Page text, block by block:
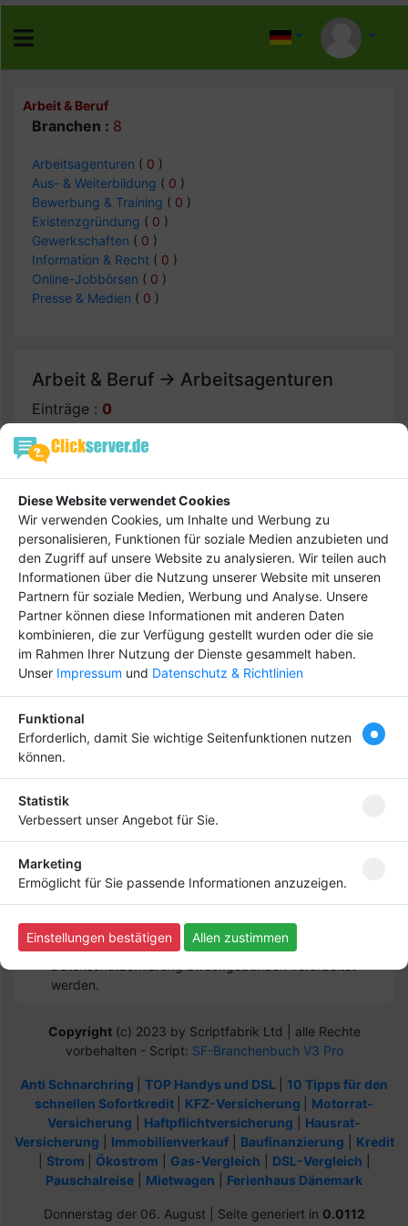
Arbeit & Beruf
Branchen : 8
Arbeitsagenturen ( 0 )
Aus- & Weiterbildung ( 0 )
Bewerbung & Training ( 0 )
Existenzgründung ( 0 )
Gewerkschaften ( 0 )
Information & Recht ( 0 )
Online-Jobbörsen ( 0 )
Presse & Medien ( 0 )
Arbeit & Beruf -> Arbeitsagenturen
Einträge : 0
keine Daten
Tipp
Hebe dich ab von
anderen ab und bringe
deinen Firmeneintrag
ganz nach vorn! Dein
Premium-Eintrag schon
ab4,99 €
Newsletter abonnieren
Melden Sie sich für unseren Newsletter an, um kein
Neuigkeiten mehr zu verpassen.
Ich willige ein, dass meine Angaben laut
werden.
Copyright(c) 2023 by Scriptfabrik Ltd | alle Rechte
vorbehalten - Script: SF-Branchenbuch V3 Pro
Anti Schnarchring TOP Handys und DSL
10 Tipps für den
schnellen Sofortkredit
KFZ-Versicherung
Motorrat-
Versicherung
Haftpflichtversicherung
Hausrat-
Versicherung
Immobilienverkauf| Baufinanzierung
Kredit
Strom Ökostrom Gas-Vergleich DSL-Vergleich
Pauschalreise
Mietwagen Ferienhaus Dänemark
Donnerstag der 06. August | Seite generiert in 0.0112
Diese Website verwendet Cookies
Wir verwenden Cookies, um Inhalte und Werbung zu
personalisieren, Funktionen für soziale Medien anzubieten und
den Zugriff auf unsere Website zu analysieren. Wir teilen auch
Informationen über die Nutzung unserer Website mit unseren
Partnern für soziale Medien, Werbung und Analyse. Unsere
Partner können diese Informationen mit anderen Daten
kombinieren, die zur Verfügung gestellt wurden oder die sie
im Rahmen Ihrer Nutzung der Dienste gesammelt haben.
Unser Impressum und Datenschutz & Richtlinien
Funktional
Erforderlich, damit Sie wichtige Seitenfunktionen nutzen
können.
Statistik
Verbessert unser Angebot für Sie.
Marketing
Ermöglicht für Sie passende Informationen anzuzeigen.
Einstellungen bestätigen Allen zustimmen